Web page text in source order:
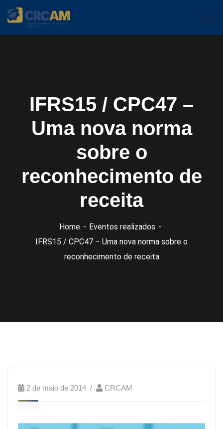
IFRS15 / CPC47 –
Uma nova norma
sobre o
reconhecimento de
receita
Home
Eventos realizados
IFRS15 / CPC47 – Uma nova norma sobre o
reconhecimento de receita
2 de maio de 2014 CRCAM